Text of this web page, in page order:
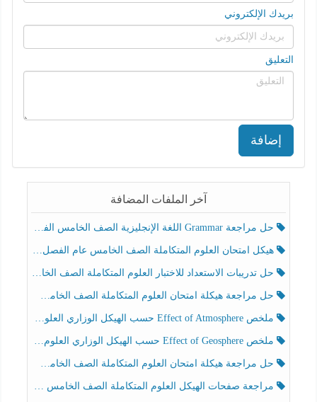
بريدك الإلكتروني
التعليق
إضافة
آخر الملفات المضافة
حل مراجعة Grammar اللغة الإنجليزية الصف الخامس الفصل الثالث
هيكل امتحان العلوم المتكاملة الصف الخامس عام الفصل الدراسي الثالث 2025-2026
حل تدريبات الاستعداد للاختبار العلوم المتكاملة الصف الخامس عام الفصل الثالث
حل مراجعة هيكلة امتحان العلوم المتكاملة الصف الخامس انسبير الفصل الثالث
ملخص Effect of Atmosphere حسب الهيكل الوزاري العلوم المتكاملة الصف الخامس انسبير الفصل الثالث
ملخص Effect of Geosphere حسب الهيكل الوزاري العلوم المتكاملة الصف الخامس انسبير الفصل الثالث
حل مراجعة هيكلة امتحان العلوم المتكاملة الصف الخامس عام الفصل الثالث
مراجعة صفحات الهيكل العلوم المتكاملة الصف الخامس انسبير الفصل الثالث